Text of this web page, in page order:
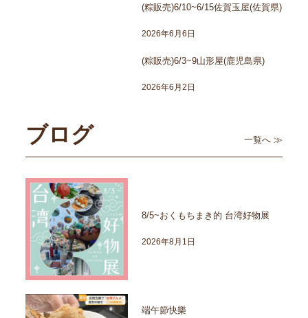
(粽販売)6/10~6/15佐賀玉屋(佐賀県)
2026年6月6日
(粽販売)6/3~9山形屋(鹿児島県)
2026年6月2日
ブログ 一覧へ ≫
8/5~おくもちまき的 台湾好物展
2026年8月1日
端午節快樂